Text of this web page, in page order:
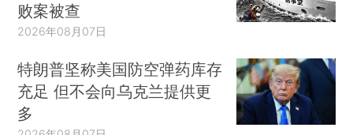
败案被查
2026年08月07日
特朗普坚称美国防空弹药库存
充足 但不会向乌克兰提供更
多